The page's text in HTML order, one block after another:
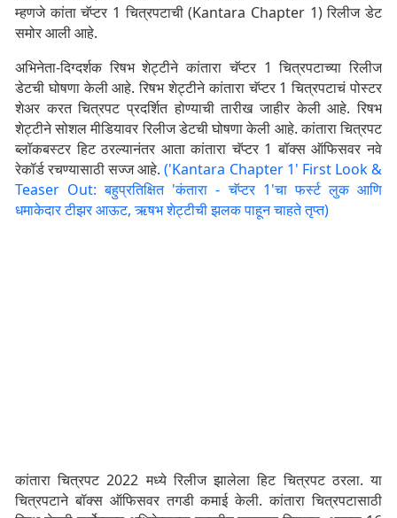
म्हणजे कांता चॅप्टर 1 चित्रपटाची (Kantara Chapter 1) रिलीज डेट
समोर आली आहे.
अभिनेता-दिग्दर्शक रिषभ शेट्टीने कांतारा चॅप्टर 1 चित्रपटाच्या रिलीज
डेटची घोषणा केली आहे. रिषभ शेट्टीने कांतारा चॅप्टर 1 चित्रपटाचं पोस्टर
शेअर करत चित्रपट प्रदर्शित होण्याची तारीख जाहीर केली आहे. रिषभ
शेट्टीने सोशल मीडियावर रिलीज डेटची घोषणा केली आहे. कांतारा चित्रपट
ब्लॉकबस्टर हिट ठरल्यानंतर आता कांतारा चॅप्टर 1 बॉक्स ऑफिसवर नवे
रेकॉर्ड रचण्यासाठी सज्ज आहे.('Kantara Chapter 1' First Look &
Teaser Out: बहुप्रतिक्षित 'कंतारा - चॅप्टर 1'चा फर्स्ट लुक आणि
धमाकेदार टीझर आऊट, ऋषभ शेट्टीची झलक पाहून चाहते तृप्त)
कांतारा चित्रपट 2022 मध्ये रिलीज झालेला हिट चित्रपट ठरला. या
चित्रपटाने बॉक्स ऑफिसवर तगडी कमाई केली. कांतारा चित्रपटासाठी